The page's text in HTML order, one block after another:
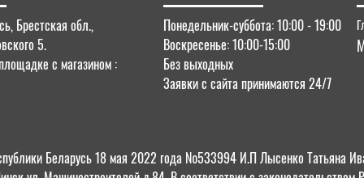
Брестская обл.,
5.
с магазином :
Понедельник-суббота: 10:00 - 19:00
Воскресенье: 10:00-15:00
Без выходных
Заявки с сайта принимаются 24/7
Беларусь 18 мая 2022 года №533994 И.П Лысенко